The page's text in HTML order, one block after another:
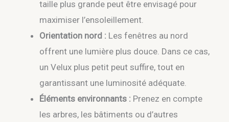
taille plus grande peut être envisagé pour
maximiser l’ensoleillement.
Orientation nord : Les fenêtres au nord
offrent une lumière plus douce. Dans ce cas,
un Velux plus petit peut suffire, tout en
garantissant une luminosité adéquate.
Éléments environnants : Prenez en compte
les arbres, les bâtiments ou d’autres